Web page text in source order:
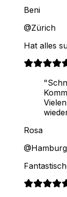
Beni
@Zürich
Hat alles
Rosa
@Hamburg